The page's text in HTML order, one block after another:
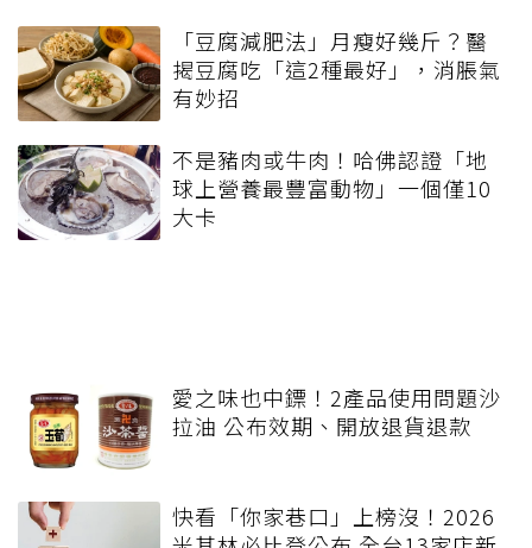
「豆腐減肥法」月瘦好幾斤？醫
揭豆腐吃「這2種最好」，消脹氣
有妙招
不是豬肉或牛肉！哈佛認證「地
球上營養最豐富動物」一個僅10
大卡
愛之味也中鏢！2產品使用問題沙
拉油 公布效期、開放退貨退款
快看「你家巷口」上榜沒！2026